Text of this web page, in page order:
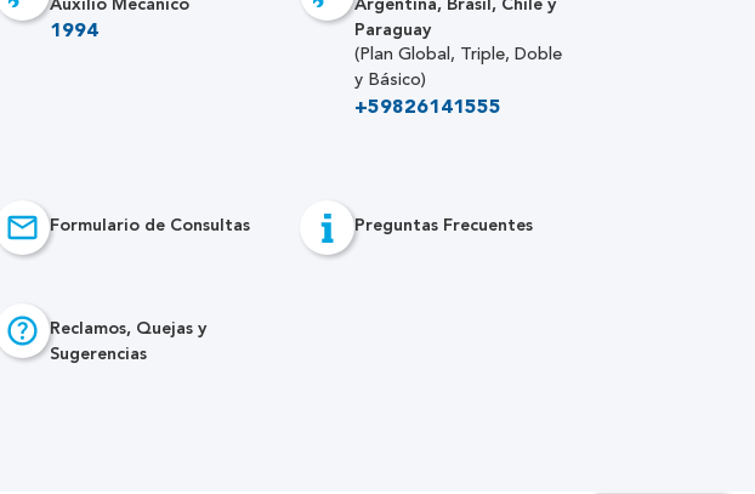
Auxilio Mecánico
1994
Argentina, Brasil, Chile y
Paraguay
(Plan Global, Triple, Doble
y Básico)
+59826141555
Formulario de Consultas Preguntas Frecuentes
Reclamos, Quejas y
Sugerencias